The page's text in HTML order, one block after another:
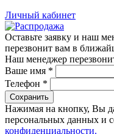
Личный кабинет
Оставьте заявку и наш
перезвонит вам в
Наш менеджер
Ваше имя *
Телефон *
Сохранить
Нажимая на кнопку, Вы
персональных данных и
конфиденциальности.